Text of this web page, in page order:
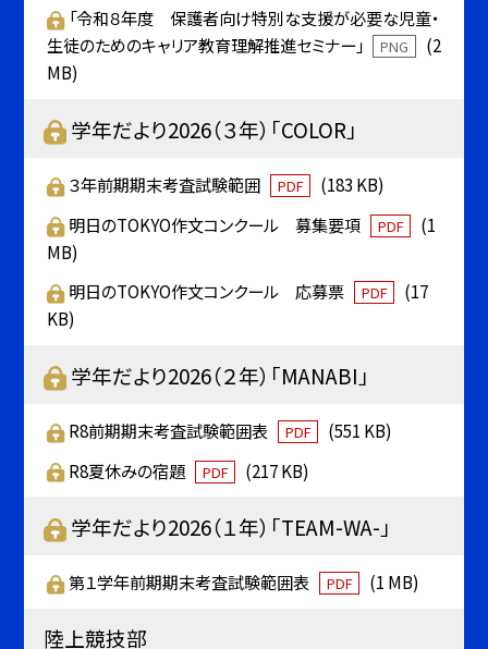
「令和８年度 保護者向け特別な支援が必要な児童・
生徒のためのキャリア教育理解推進セミナー」
PNG
(2
MB)
学年だより2026（３年）「COLOR」
３年前期期末考査試験範囲 PDF
(183 KB)
明日のTOKYO作文コンクール 募集要項
PDF
(1
MB)
明日のTOKYO作文コンクール 応募票
PDF
(17
KB)
学年だより2026（２年）「MANABI」
R8前期期末考査試験範囲表 PDF
(551 KB)
R8夏休みの宿題
PDF (217 KB)
学年だより2026（１年）「TEAM-WA-」
第１学年前期期末考査試験範囲表 PDF (1 MB)
陸上競技部